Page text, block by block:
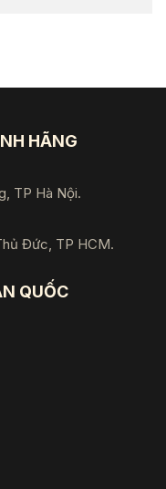
HÃNG
TP Hà Nội.
Đức, TP HCM.
QUỐC